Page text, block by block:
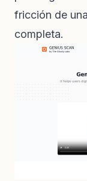
fricción de
completa.